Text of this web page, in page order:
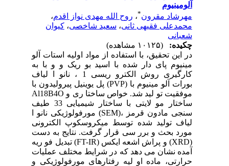
آلومینیوم
مهرشاد مقرون *،روح الله مهدی نواز اقدم،
محمدعلی فقیهی ثانی،سعید شاخصی،کیوان
شعبانی
چکیده:
در این تحقیق، با استفاده از مواد اولیه استات آلو
مینیوم پای دار شده با اسید بو ریک و و با به
کارگیری روش الکترو ریسی 1 ، نانو ا لیاف
بورات آلو مینیوم با (PVP) پل یوینیل پیرولیدون با
موفقیت تو لید شد. خواص ساختا ری و Al18B4O
ساختار مو لایتی با ساختار شیمیایی 33 طیف
سنجی مادون قرمز ،(SEM) مورفولوژیکی نانو ا
لیاف تولید شده توسط میکروسکوپ الکترونی
مورد بحث و برر سی قرار گرفت. نتایج به دست
(XRD) و پراش اشعه ایکس (FT-IR) تبدیل فو ریه
آمده نشان می دهد که در شرایط مختلف عملیات
حرارتی، ماده او لیه رفتارهای مورفولوژیکی و